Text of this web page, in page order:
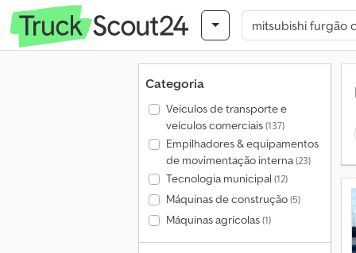
Categoria
Veículos de transporte e
veículos comerciais(137)
Empilhadores & equipamentos
de movimentação interna(23)
Tecnologia municipal (12)
Máquinas de construção(5)
Máquinas agrícolas(1)